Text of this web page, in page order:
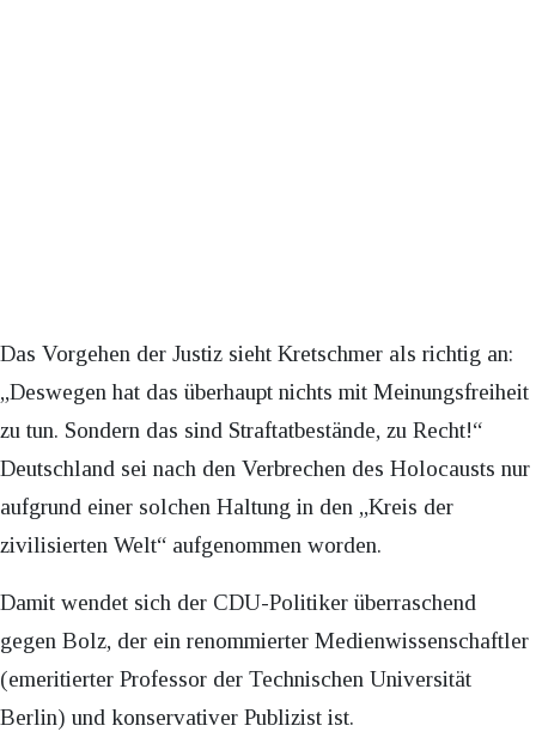
Das Vorgehen der Justiz sieht Kretschmer als richtig an:
„Deswegen hat das überhaupt nichts mit Meinungsfreiheit
zu tun. Sondern das sind Straftatbestände, zu Recht!“
Deutschland sei nach den Verbrechen des Holocausts nur
aufgrund einer solchen Haltung in den „Kreis der
zivilisierten Welt“ aufgenommen worden.
Damit wendet sich der CDU-Politiker überraschend
gegen Bolz, der ein renommierter Medienwissenschaftler
(emeritierter Professor der Technischen Universität
Berlin) und konservativer Publizist ist.